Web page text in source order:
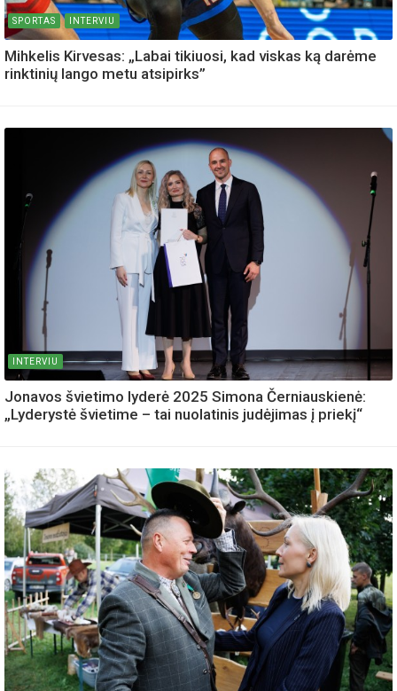
SPORTAS INTERVIU
Mihkelis Kirvesas: „Labai tikiuosi, kad viskas ką darėme
rinktinių lango metu atsipirks”
INTERVIU
Jonavos švietimo lyderė 2025 Simona Černiauskienė:
„Lyderystė švietime – tai nuolatinis judėjimas į priekį“